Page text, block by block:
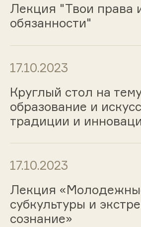
Лекция "Твои права
обязанности"
17.10.2023
Круглый стол на
образование и
традиции и
17.10.2023
Лекция
субкультуры и
сознание»